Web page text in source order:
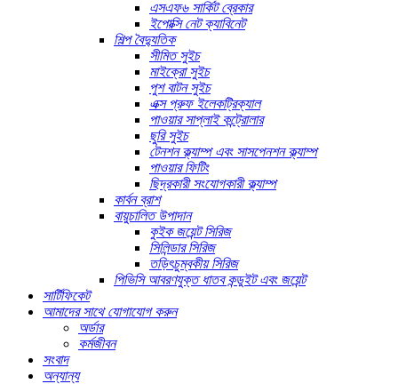
এসএফ৬ সার্কিট ব্রেকার
ইপোক্সি নেট ক্যাবিনেট
শিল্প বৈদ্যুতিক
সীমিত সুইচ
মাইক্রো সুইচ
পুশ বাটন সুইচ
এক্স প্রুফ ইলেকট্রিক্যাল
পাওয়ার সাপ্লাই কন্ট্রোলার
ছুরি সুইচ
টেনশন ক্ল্যাম্প এবং সাসপেনশন ক্ল্যাম্প
পাওয়ার ফিটিং
ছিদ্রকারী সংযোগকারী ক্ল্যাম্প
কার্বন ব্রাশ
বায়ুচালিত উপাদান
কুইক জয়েন্ট সিরিজ
সিলিন্ডার সিরিজ
তড়িৎচুম্বকীয় সিরিজ
পিভিসি আবরণযুক্ত ধাতব কন্ডুইট এবং জয়েন্ট
সার্টিফিকেট
আমাদের সাথে যোগাযোগ করুন
অর্ডার
কর্মজীবন
সংবাদ
অন্যান্য